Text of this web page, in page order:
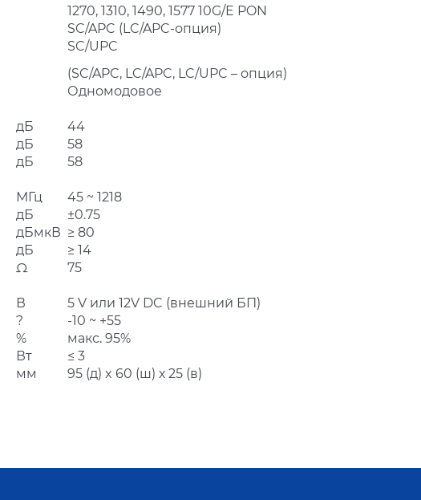
1270, 1310, 1490, 1577 10G/E PON
SC/APC (LC/APC-опция)
SC/UPC
(SC/APC, LC/APC, LC/UPC – опция)
Одномодовое
дБ
44
дБ
58
дБ
58
МГц
45 ~ 1218
дБ
±0.75
дБмкВ ≥ 80
дБ
≥ 14
Ω
75
В
5 V или 12V DC (внешний БП)
?
-10 ~ +55
%
макс. 95%
Вт
≤ 3
мм 95 (д) x 60 (ш) х 25 (в)